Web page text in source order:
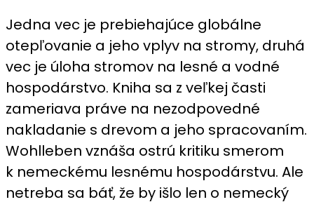
Jedna vec je prebiehajúce globálne
otepľovanie a jeho vplyv na stromy, druhá
vec je úloha stromov na lesné a vodné
hospodárstvo. Kniha sa z veľkej časti
zameriava práve na nezodpovedné
nakladanie s drevom a jeho spracovaním.
Wohlleben vznáša ostrú kritiku smerom
k nemeckému lesnému hospodárstvu. Ale
netreba sa báť, že by išlo len o nemecký